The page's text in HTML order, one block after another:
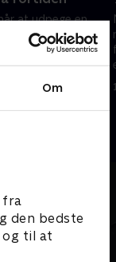
Om
fra
den bedste
og til at
at udpege en
i mordet på sin
han i stand til at
sagen?
2025 • 59 min